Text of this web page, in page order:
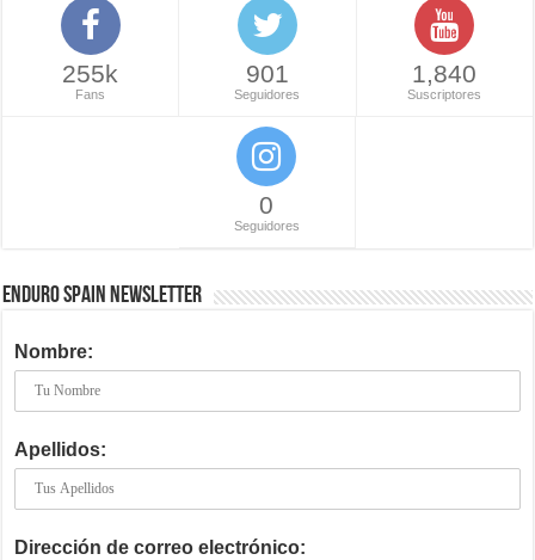
255k
Fans
901
Seguidores
1,840
Suscriptores
0
Seguidores
ENDURO SPAIN NEWSLETTER
Nombre:
Apellidos:
Dirección de correo electrónico: